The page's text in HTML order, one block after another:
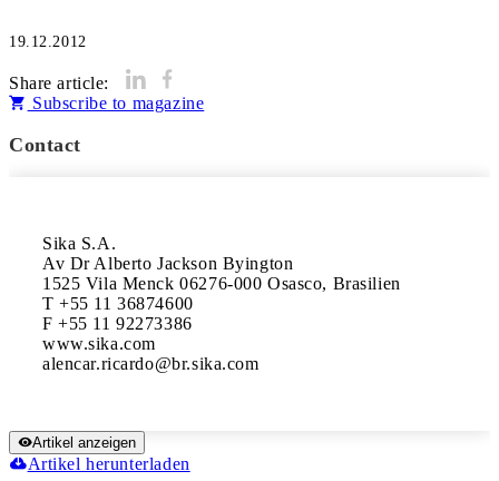
19.12.2012
Share article:
Subscribe to magazine
Contact
Sika S.A.
Av Dr Alberto Jackson Byington
1525 Vila Menck 06276-000 Osasco, Brasilien
T +55 11 36874600
F +55 11 92273386
www.sika.com
Artikel anzeigen
Artikel herunterladen